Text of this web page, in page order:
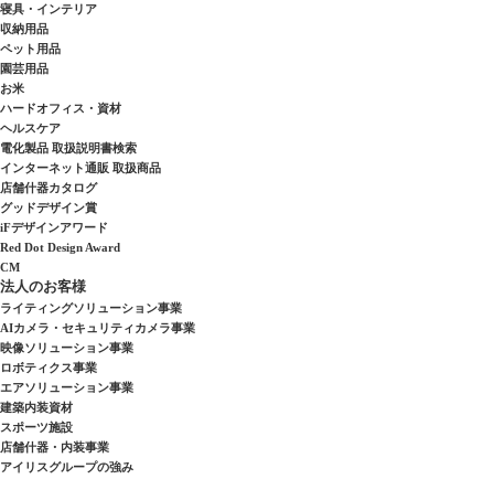
寝具・インテリア
収納用品
ペット用品
園芸用品
お米
ハードオフィス・資材
ヘルスケア
電化製品 取扱説明書検索
インターネット通販 取扱商品
店舗什器カタログ
グッドデザイン賞
iFデザインアワード
Red Dot Design Award
CM
法人のお客様
ライティングソリューション事業
AIカメラ・セキュリティカメラ事業
映像ソリューション事業
ロボティクス事業
エアソリューション事業
建築内装資材
スポーツ施設
店舗什器・内装事業
アイリスグループの強み